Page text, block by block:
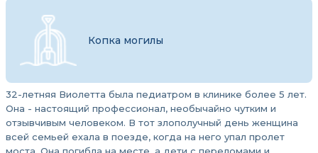
Копка могилы
32-летняя Виолетта была педиатром в клинике более 5 лет.
Она - настоящий профессионал, необычайно чутким и
отзывчивым человеком. В тот злополучный день женщина
всей семьей ехала в поезде, когда на него упал пролет